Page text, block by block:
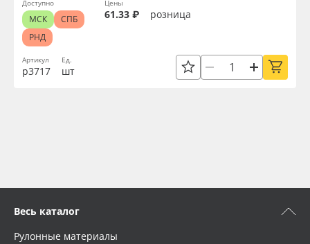
Артикул
р3717
Ед.
шт
Цены
61.33 ₽ розница
Доступно
МСК
СПБ
РНД
Весь каталог
Рулонные материалы